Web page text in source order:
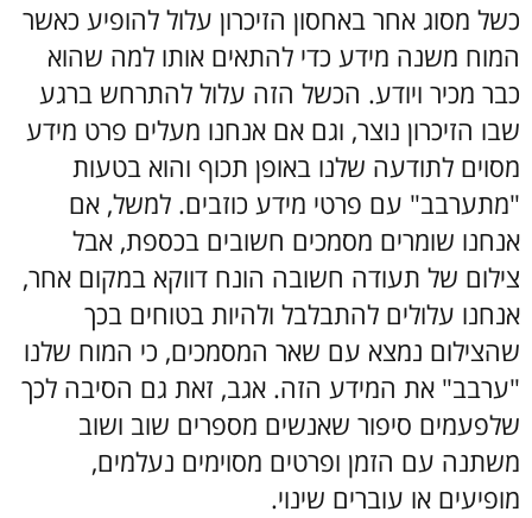
כשל מסוג אחר באחסון הזיכרון עלול להופיע כאשר
המוח משנה מידע כדי להתאים אותו למה שהוא
כבר מכיר ויודע. הכשל הזה עלול להתרחש ברגע
שבו הזיכרון נוצר, וגם אם אנחנו מעלים פרט מידע
מסוים לתודעה שלנו באופן תכוף והוא בטעות
"מתערבב" עם פרטי מידע כוזבים. למשל, אם
אנחנו שומרים מסמכים חשובים בכספת, אבל
צילום של תעודה חשובה הונח דווקא במקום אחר,
אנחנו עלולים להתבלבל ולהיות בטוחים בכך
שהצילום נמצא עם שאר המסמכים, כי המוח שלנו
"ערבב" את המידע הזה. אגב, זאת גם הסיבה לכך
שלפעמים סיפור שאנשים מספרים שוב ושוב
משתנה עם הזמן ופרטים מסוימים נעלמים,
מופיעים או עוברים שינוי.